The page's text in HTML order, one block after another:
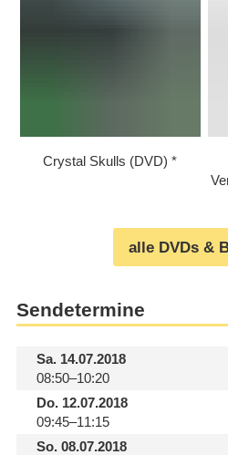
Crystal Skulls (DVD)
alle DVDs &
Sendetermine
Sa.14.07.2018
08:50–10:20
Do.12.07.2018
09:45–11:15
So.08.07.2018